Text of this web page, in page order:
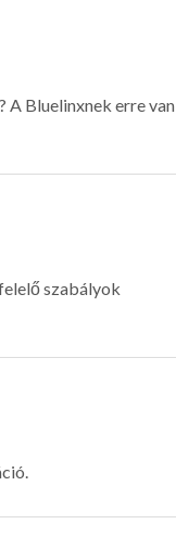
A Bluelinxnek erre van
szabályok